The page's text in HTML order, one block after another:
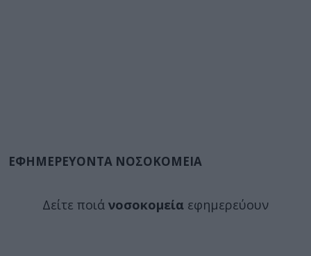
ΕΦΗΜΕΡΕΥΟΝΤΑ ΝΟΣΟΚΟΜΕΙΑ
Δείτε ποιά νοσοκομεία εφημερεύουν